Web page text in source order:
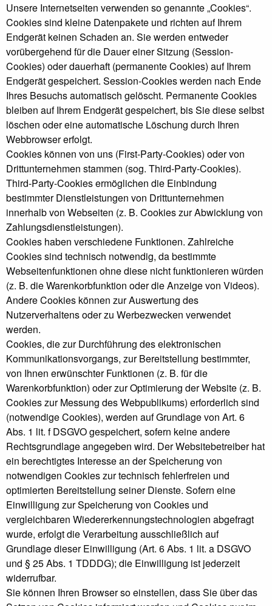
Unsere Internetseiten verwenden so genannte „Cookies“.
Cookies sind kleine Datenpakete und richten auf Ihrem
Endgerät keinen Schaden an. Sie werden entweder
vorübergehend für die Dauer einer Sitzung (Session-
Cookies) oder dauerhaft (permanente Cookies) auf Ihrem
Endgerät gespeichert. Session-Cookies werden nach Ende
Ihres Besuchs automatisch gelöscht. Permanente Cookies
bleiben auf Ihrem Endgerät gespeichert, bis Sie diese selbst
löschen oder eine automatische Löschung durch Ihren
Webbrowser erfolgt.
Cookies können von uns (First-Party-Cookies) oder von
Drittunternehmen stammen (sog. Third-Party-Cookies).
Third-Party-Cookies ermöglichen die Einbindung
bestimmter Dienstleistungen von Drittunternehmen
innerhalb von Webseiten (z. B. Cookies zur Abwicklung von
Zahlungsdienstleistungen).
Cookies haben verschiedene Funktionen. Zahlreiche
Cookies sind technisch notwendig, da bestimmte
Webseitenfunktionen ohne diese nicht funktionieren würden
(z. B. die Warenkorbfunktion oder die Anzeige von Videos).
Andere Cookies können zur Auswertung des
Nutzerverhaltens oder zu Werbezwecken verwendet
werden.
Cookies, die zur Durchführung des elektronischen
Kommunikationsvorgangs, zur Bereitstellung bestimmter,
von Ihnen erwünschter Funktionen (z. B. für die
Warenkorbfunktion) oder zur Optimierung der Website (z. B.
Cookies zur Messung des Webpublikums) erforderlich sind
(notwendige Cookies), werden auf Grundlage von Art. 6
Abs. 1 lit. f DSGVO gespeichert, sofern keine andere
Rechtsgrundlage angegeben wird. Der Websitebetreiber hat
ein berechtigtes Interesse an der Speicherung von
notwendigen Cookies zur technisch fehlerfreien und
optimierten Bereitstellung seiner Dienste. Sofern eine
Einwilligung zur Speicherung von Cookies und
vergleichbaren Wiedererkennungstechnologien abgefragt
wurde, erfolgt die Verarbeitung ausschließlich auf
Grundlage dieser Einwilligung (Art. 6 Abs. 1 lit. a DSGVO
und § 25 Abs. 1 TDDDG); die Einwilligung ist jederzeit
widerrufbar.
Sie können Ihren Browser so einstellen, dass Sie über das